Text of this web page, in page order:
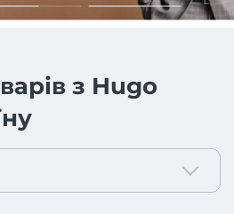
з Hugo